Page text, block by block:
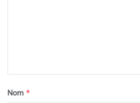
Nom *